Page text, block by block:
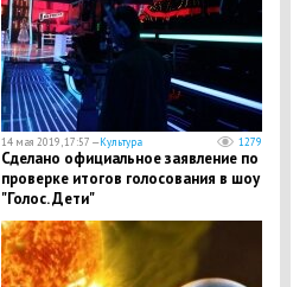
14 мая 2019, 17:57 —Культура 1279
Сделано официальное заявление по
проверке итогов голосования в шоу
"Голос. Дети"